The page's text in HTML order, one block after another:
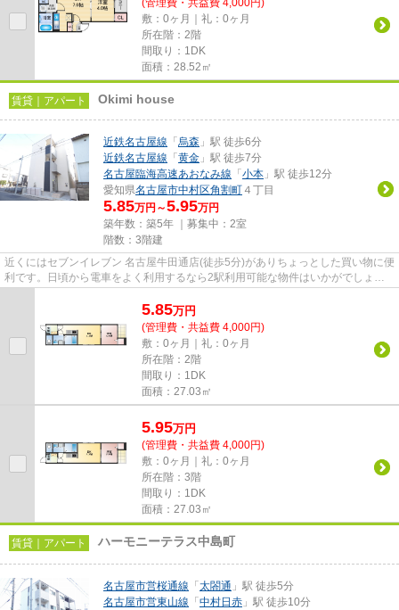
(管理費・共益費 4,000円)
敷：0ヶ月｜礼：0ヶ月
所在階：2階
間取り：1DK
面積：28.52㎡
賃貸｜アパート Okimi house
近鉄名古屋線 「 烏森 」駅 徒歩6分
近鉄名古屋線 「 黄金 」駅 徒歩7分
名古屋臨海高速あおなみ線 「 小本 」駅 徒歩12分
愛知県名古屋市中村区角割町 ４丁目
5.85万円～5.95万円
築年数：築5年 ｜募集中： 2室
階数：3階建
近くにはセブンイレブン 名古屋牛田通店(徒歩5分)がありちょっとした買い物に便
利です。日頃から電車をよく利用するなら2駅利用可能な物件はいかがでしょう
5.85万円
(管理費・共益費 4,000円)
敷：0ヶ月｜礼：0ヶ月
所在階：2階
間取り：1DK
面積：27.03㎡
5.95万円
(管理費・共益費 4,000円)
敷：0ヶ月｜礼：0ヶ月
所在階：3階
間取り：1DK
面積：27.03㎡
賃貸｜アパート ハーモニーテラス中島町
名古屋市営桜通線 「 太閤通 」駅 徒歩5分
名古屋市営東山線 「 中村日赤 」駅 徒歩10分